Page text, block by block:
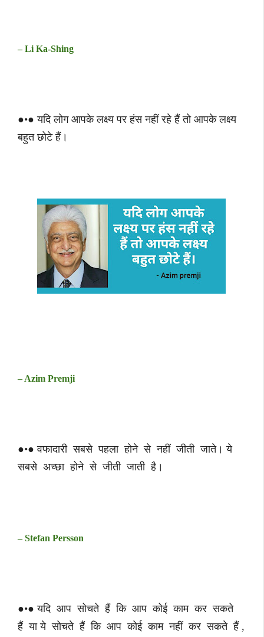
– Li Ka-Shing
●•● यदि लोग आपके लक्ष्य पर हंस नहीं रहे हैं तो आपके लक्ष्य
बहुत छोटे हैं।
– Azim Premji
●•● वफादारी सबसे पहला होने से नहीं जीती जाते। ये
सबसे अच्छा होने से जीती जाती है।
– Stefan Persson
●•● यदि आप सोचते हैं कि आप कोई काम कर सकते
हैं या ये सोचते हैं कि आप कोई काम नहीं कर सकते हैं ,